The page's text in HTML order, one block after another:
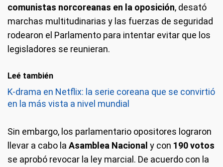
comunistas norcoreanas en la oposición, desató
marchas multitudinarias y las fuerzas de seguridad
rodearon el Parlamento para intentar evitar que los
legisladores se reunieran.
Leé también
K-drama en Netflix: la serie coreana que se convirtió
en la más vista a nivel mundial
Sin embargo, los parlamentario opositores lograron
llevar a cabo la Asamblea Nacional y con 190 votos
se aprobó revocar la ley marcial. De acuerdo con la